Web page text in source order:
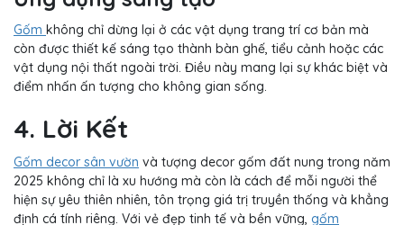
Gốm không chỉ dừng lại ở các vật dụng trang trí cơ bản mà
còn được thiết kế sáng tạo thành bàn ghế, tiểu cảnh hoặc các
vật dụng nội thất ngoài trời. Điều này mang lại sự khác biệt và
điểm nhấn ấn tượng cho không gian sống.
4. Lời Kết
Gốm decor sân vườn và tượng decor gốm đất nung trong năm
2025 không chỉ là xu hướng mà còn là cách để mỗi người thể
hiện sự yêu thiên nhiên, tôn trọng giá trị truyền thống và khẳng
định cá tính riêng. Với vẻ đẹp tinh tế và bền vững, gốm